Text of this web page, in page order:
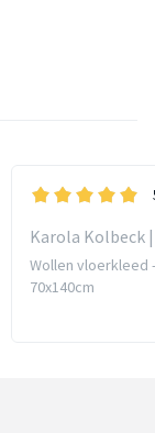
Karola Kolbeck |
Wollen vloerkleed
70x140cm